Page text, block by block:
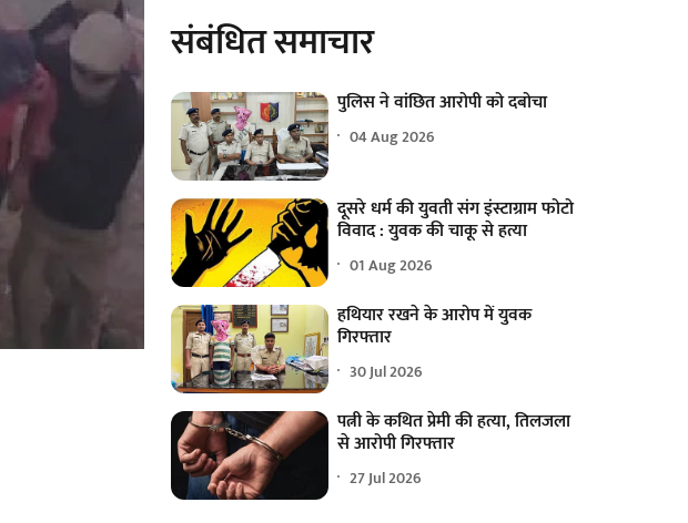
संबंधित समाचार
पुलिस ने वांछित आरोपी को दबोचा
04 Aug 2026
दूसरे धर्म की युवती संग इंस्टाग्राम फोटो
विवाद : युवक की चाकू से हत्या
01 Aug 2026
हथियार रखने के आरोप में युवक
गिरफ्तार
30 Jul 2026
पत्नी के कथित प्रेमी की हत्या, तिलजला
से आरोपी गिरफ्तार
27 Jul 2026